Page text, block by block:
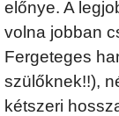
előnye. A
volna jobban
Fergeteges
szülőknek!!),
kétszeri